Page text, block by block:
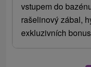
vstupem do
rašelinový zábal,
exkluzivních